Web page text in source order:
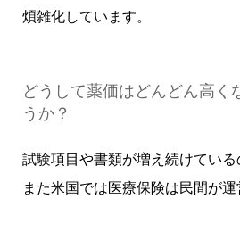
煩雑化しています。
どうして薬価はどんどん高く
うか？
試験項目や書類が増え続けている
また米国では医療保険は民間が運